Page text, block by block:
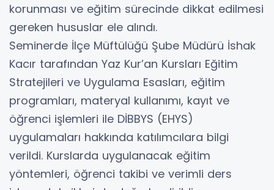
korunması ve eğitim sürecinde dikkat edilmesi
gereken hususlar ele alındı.
Seminerde İlçe Müftülüğü Şube Müdürü İshak
Kacır tarafından Yaz Kur’an Kursları Eğitim
Stratejileri ve Uygulama Esasları, eğitim
programları, materyal kullanımı, kayıt ve
öğrenci işlemleri ile DİBBYS (EHYS)
uygulamaları hakkında katılımcılara bilgi
verildi. Kurslarda uygulanacak eğitim
yöntemleri, öğrenci takibi ve verimli ders